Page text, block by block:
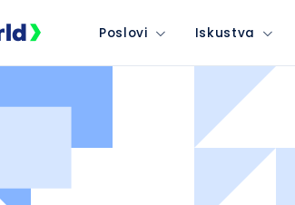
Poslovi Iskustva